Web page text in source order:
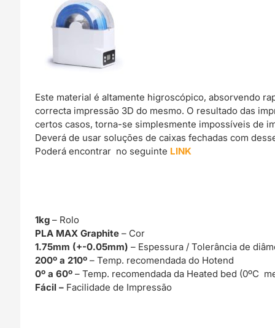
Este material é altamente higroscópico, absorvendo
correcta impressão 3D do mesmo. O resultado das
certos casos, torna-se simplesmente impossíveis de
Deverá de usar soluções de caixas fechadas com
Poderá encontrar no seguinte LINK
1kg – Rolo
PLA MAX Graphite– Cor
1.75mm (+-0.05mm)– Espessura / Tolerância de
200º a 210º– Temp. recomendada do Hotend
0º a 60º– Temp. recomendada da Heated bed (0ºC
Fácil – Facilidade de Impressão